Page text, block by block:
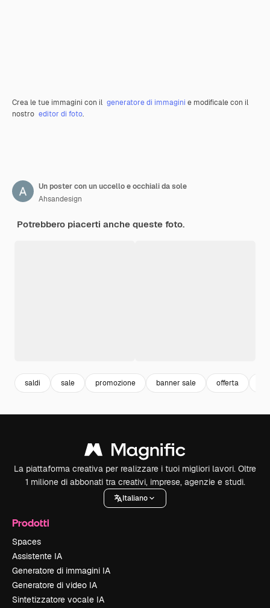
Crea le tue immagini con il generatore di immagini e modificale con il
nostro editor di foto.
Un poster con un uccello e occhiali da sole
Ahsandesign
Potrebbero piacerti anche queste foto.
saldi sale promozione banner sale offerta
La piattaforma creativa per realizzare i tuoi migliori lavori. Oltre
1 milione di abbonati tra creativi, imprese, agenzie e studi.
Italiano
Prodotti
Spaces
Assistente IA
Generatore di immagini IA
Generatore di video IA
Sintetizzatore vocale IA